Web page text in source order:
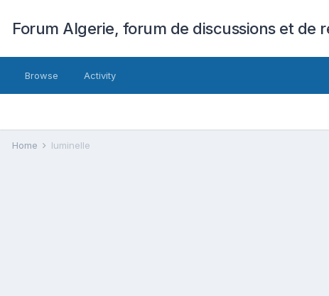
Forum Algerie, forum de discussions et
Browse Activity
Home luminelle